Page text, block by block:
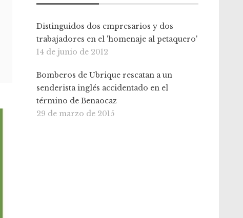
Distinguidos dos empresarios y dos
trabajadores en el 'homenaje al petaquero'
14 de junio de 2012
Bomberos de Ubrique rescatan a un
senderista inglés accidentado en el
término de Benaocaz
29 de marzo de 2015